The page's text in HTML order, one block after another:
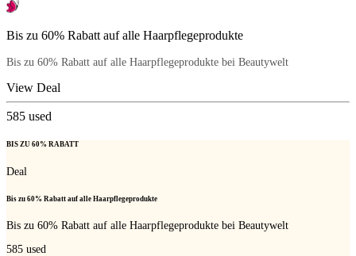
Bis zu 60% Rabatt auf alle Haarpflegeprodukte
Bis zu 60% Rabatt auf alle Haarpflegeprodukte bei Beautywelt
View Deal
585 used
BIS ZU 60% RABATT
Deal
Bis zu 60% Rabatt auf alle Haarpflegeprodukte
Bis zu 60% Rabatt auf alle Haarpflegeprodukte bei Beautywelt
585 used